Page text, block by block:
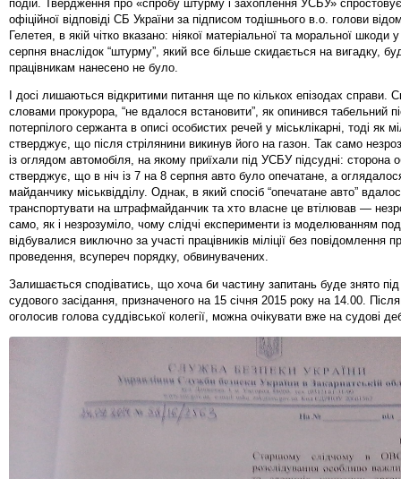
подій. Твердження про «спробу штурму і захоплення УСБУ» спростовує
офіційної відповіді СБ України за підписом тодішнього в.о. голови
Гелетея, в якій чітко вказано: ніякої матеріальної та моральної шкоди у
серпня внаслідок “штурму”, який все більше скидається на вигадку,
працівникам нанесено не було.
І досі лишаються відкритими питання ще по кількох епізодах справи.
словами прокурора, “не вдалося встановити”, як опинився табельний
потерпілого сержанта в описі особистих речей у міськлікарні, тоді як
стверджує, що після стрілянини викинув його на газон. Так само
із оглядом автомобіля, на якому приїхали під УСБУ підсудні: сторона
стверджує, що в ніч із 7 на 8 серпня авто було опечатане, а
майданчику міськвідділу. Однак, в який спосіб “опечатане авто”
транспортувати на штрафмайданчик та хто власне це втілював —
само, як і незрозуміло, чому слідчі експерименти із моделюванням
відбувалися виключно за участі працівників міліції без повідомлення
проведення, всупереч порядку, обвинувачених.
Залишається сподіватись, що хоча би частину запитань буде знято
судового засідання, призначеного на 15 січня 2015 року на 14.00.
оголосив голова суддівської колегії, можна очікувати вже на судові